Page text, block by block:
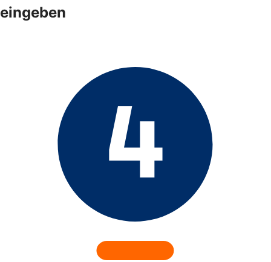
eingeben